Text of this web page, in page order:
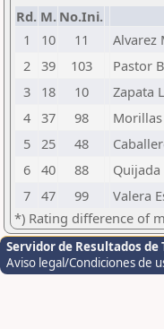
Rd. M. No.Ini.
1
10 11 Alvarez
2 39 103 Pastor
3
18 10 Zapata
4 37 98
5 25 48
6 40 88
7 47 99 Valera
*) Rating difference of
Servidor de Resultados de
Aviso legal/Condiciones de